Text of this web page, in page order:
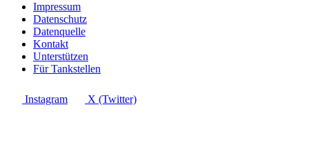
Impressum
Datenschutz
Datenquelle
Kontakt
Unterstützen
Für Tankstellen
Instagram X (Twitter)